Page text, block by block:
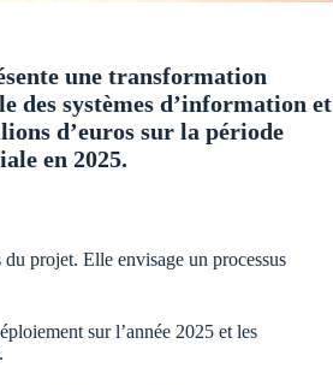
une transformation
des systèmes d’information et
d’euros sur la période
en 2025.
projet. Elle envisage un processus
sur l’année 2025 et les